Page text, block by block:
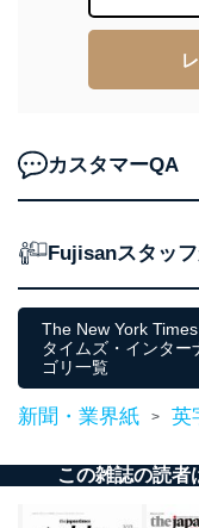
カスタマーQA
Fujisanスタッ
The New York
タイムズ・インタ
ゴリ一覧
新聞・業界紙 > 英
この雑誌の読者